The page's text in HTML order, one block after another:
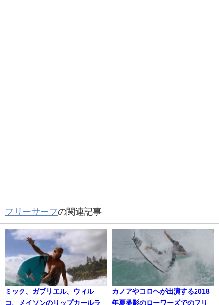
フリーサーフの関連記事
ミック、ガブリエル、ウィル
コ、メイソンのリップカールラ
カノアやコロヘが出演する2018
年夏撮影のローワーズでのフリ